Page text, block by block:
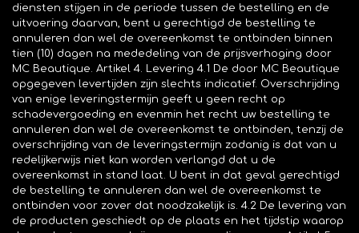
diensten stijgen in de periode tussen de bestelling en de
uitvoering daarvan, bent u gerechtigd de bestelling te
annuleren dan wel de overeenkomst te ontbinden binnen
tien (10) dagen na mededeling van de prijsverhoging door
MC Beautique. Artikel 4. Levering 4.1 De door MC Beautique
opgegeven levertijden zijn slechts indicatief. Overschrijding
van enige leveringstermijn geeft u geen recht op
schadevergoeding en evenmin het recht uw bestelling te
annuleren dan wel de overeenkomst te ontbinden, tenzij de
overschrijding van de leveringstermijn zodanig is dat van u
redelijkerwijs niet kan worden verlangd dat u de
overeenkomst in stand laat. U bent in dat geval gerechtigd
de bestelling te annuleren dan wel de overeenkomst te
ontbinden voor zover dat noodzakelijk is. 4.2 De levering van
de producten geschiedt op de plaats en het tijdstip waarop